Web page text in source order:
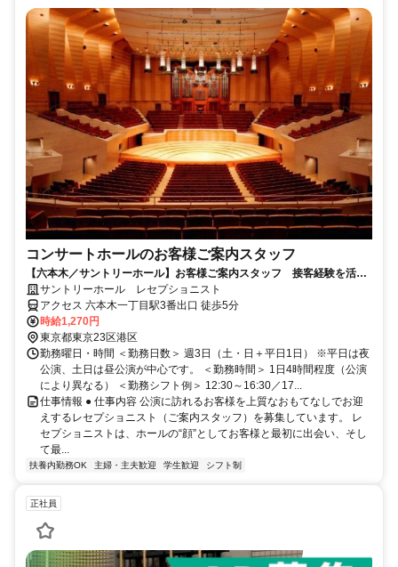
コンサートホールのお客様ご案内スタッフ
【六本木／サントリーホール】お客様ご案内スタッフ 接客経験を活か
したい方、大募集！
サントリーホール レセプショニスト
アクセス 六本木一丁目駅3番出口 徒歩5分
時給1,270円
東京都東京23区港区
勤務曜日・時間 ＜勤務日数＞ 週3日（土・日＋平日1日） ※平日は夜
公演、土日は昼公演が中心です。 ＜勤務時間＞ 1日4時間程度（公演
により異なる） ＜勤務シフト例＞ 12:30～16:30／17...
仕事情報 ● 仕事内容 公演に訪れるお客様を上質なおもてなしでお迎
えするレセプショニスト（ご案内スタッフ）を募集しています。 レ
セプショニストは、ホールの“顔”としてお客様と最初に出会い、そし
て最...
扶養内勤務OK 主婦・主夫歓迎 学生歓迎 シフト制
正社員